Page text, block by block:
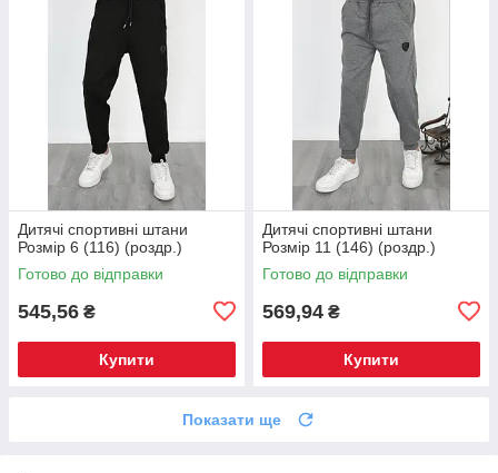
Дитячі спортивні штани
Розмір 6 (116) (роздр.)
Готово до відправки
545,56 ₴
Купити
Дитячі спортивні штани
Розмір 11 (146) (роздр.)
Готово до відправки
569,94 ₴
Купити
Показати ще